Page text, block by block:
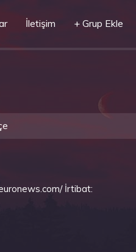
İletişim + Grup Ekle
İrtibat: